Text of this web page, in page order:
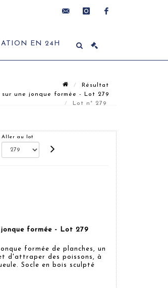
EN 24H
Résultat
une jonque formée - Lot 279
Lot n° 279
Aller au lot
formée - Lot 279
formée de planches, un
d'attraper des poissons, à
Socle en bois sculpté